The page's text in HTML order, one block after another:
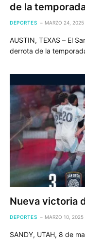
de la
DEPORTES MARZO 24, 2025
AUSTIN, TEXAS – El
derrota de la
Nueva victoria
DEPORTES MARZO 10, 2025
SANDY, UTAH, 8 de